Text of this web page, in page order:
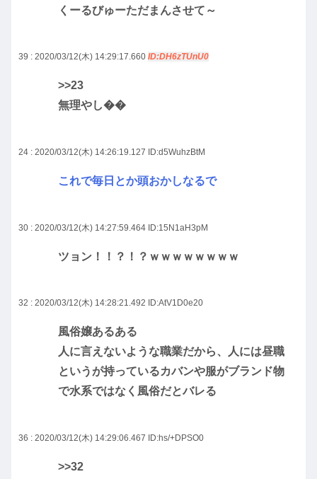
くーるびゅーただまんさせて～
39 : 2020/03/12(木) 14:29:17.660 ID:DH6zTUnU0
>>23
無理やし��
24 : 2020/03/12(木) 14:26:19.127 ID:d5WuhzBtM
これで毎日とか頭おかしなるで
30 : 2020/03/12(木) 14:27:59.464 ID:15N1aH3pM
ツョン！！？！？ｗｗｗｗｗｗｗｗ
32 : 2020/03/12(木) 14:28:21.492 ID:AtV1D0e20
風俗嬢あるある
人に言えないような職業だから、人には昼職
というが持っているカバンや服がブランド物
で水系ではなく風俗だとバレる
36 : 2020/03/12(木) 14:29:06.467 ID:hs/+DPSO0
>>32